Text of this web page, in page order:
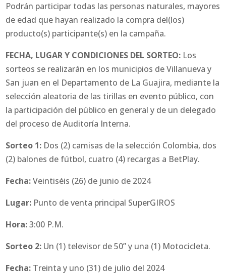
Podrán participar todas las personas naturales, mayores
de edad que hayan realizado la compra del(los)
producto(s) participante(s) en la campaña.
FECHA, LUGAR Y CONDICIONES DEL SORTEO: Los
sorteos se realizarán en los municipios de Villanueva y
San juan en el Departamento de La Guajira, mediante la
selección aleatoria de las tirillas en evento público, con
la participación del público en general y de un delegado
del proceso de Auditoría Interna.
Sorteo 1: Dos (2) camisas de la selección Colombia, dos
(2) balones de fútbol, cuatro (4) recargas a BetPlay.
Fecha:Veintiséis (26) de junio de 2024
Lugar: Punto de venta principal SuperGIROS
Hora:3:00 P.M.
Sorteo 2: Un (1) televisor de 50” y una (1) Motocicleta.
Fecha: Treinta y uno (31) de julio del 2024